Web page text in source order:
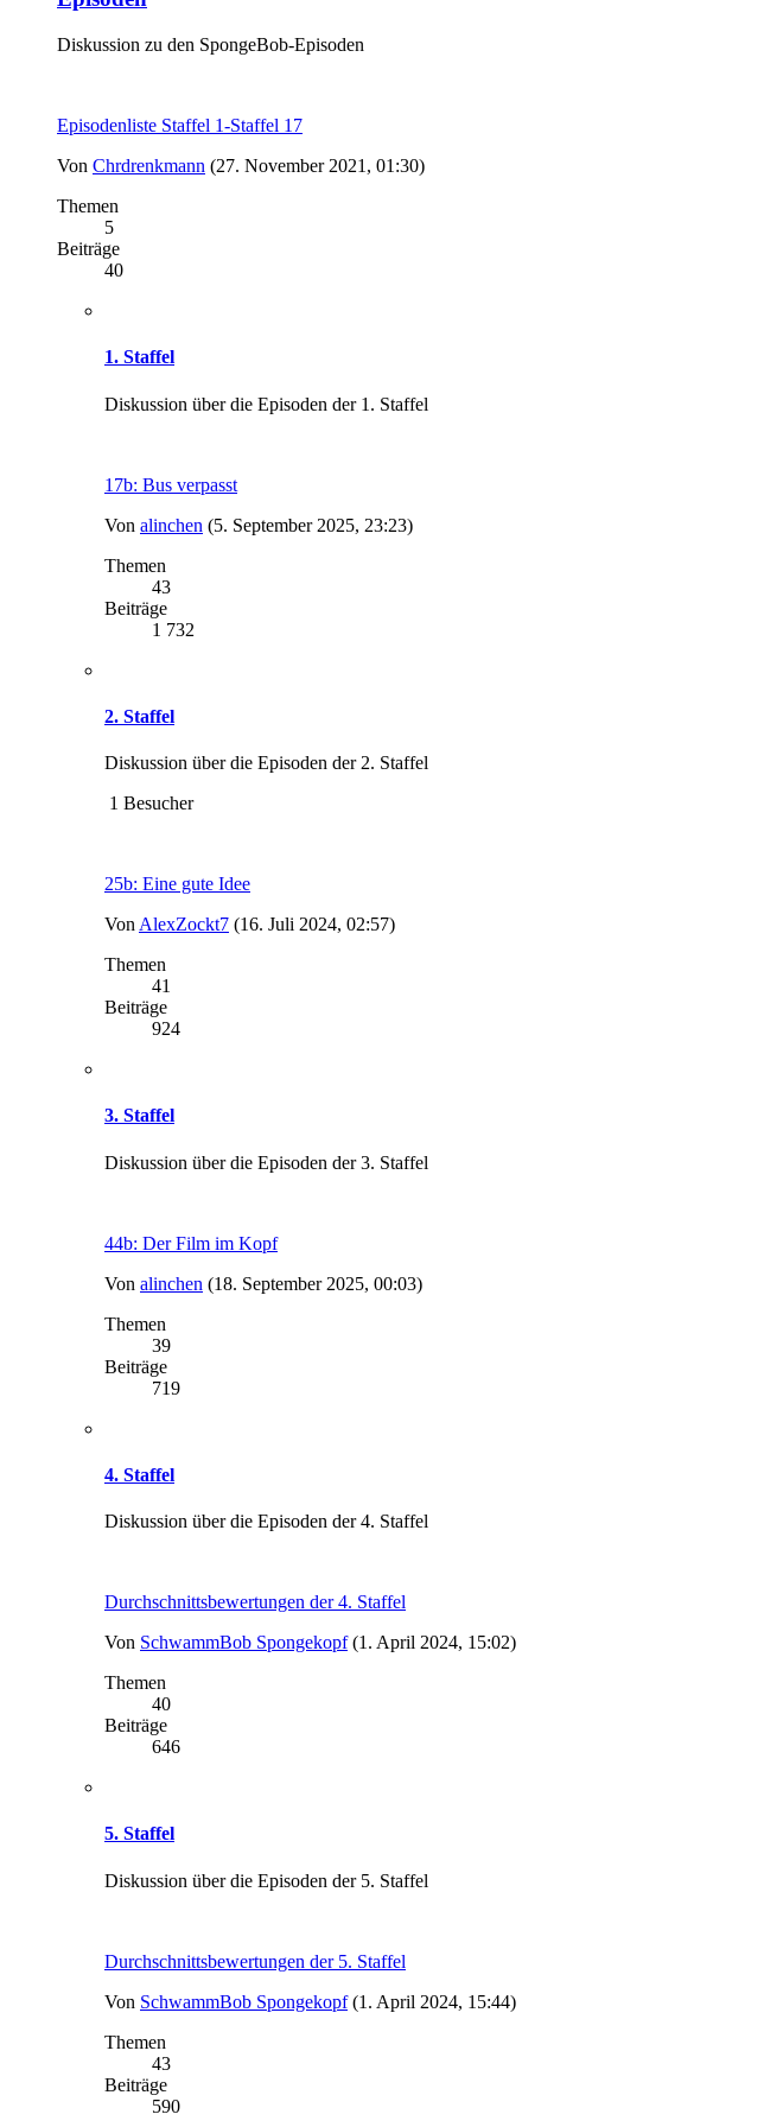
Diskussion zu den SpongeBob-Episoden
Episodenliste Staffel 1-Staffel 17
Von Chrdrenkmann (27. November 2021, 01:30)
Themen
5
Beiträge
40
1. Staffel
Diskussion über die Episoden der 1. Staffel
17b: Bus verpasst
Von alinchen (5. September 2025, 23:23)
Themen
43
Beiträge
1 732
2. Staffel
Diskussion über die Episoden der 2. Staffel
1 Besucher
25b: Eine gute Idee
Von AlexZockt7 (16. Juli 2024, 02:57)
Themen
41
Beiträge
924
3. Staffel
Diskussion über die Episoden der 3. Staffel
44b: Der Film im Kopf
Von alinchen (18. September 2025, 00:03)
Themen
39
Beiträge
719
4. Staffel
Diskussion über die Episoden der 4. Staffel
Durchschnittsbewertungen der 4. Staffel
Von SchwammBob Spongekopf (1. April 2024, 15:02)
Themen
40
Beiträge
646
5. Staffel
Diskussion über die Episoden der 5. Staffel
Durchschnittsbewertungen der 5. Staffel
Von SchwammBob Spongekopf (1. April 2024, 15:44)
Themen
43
Beiträge
590